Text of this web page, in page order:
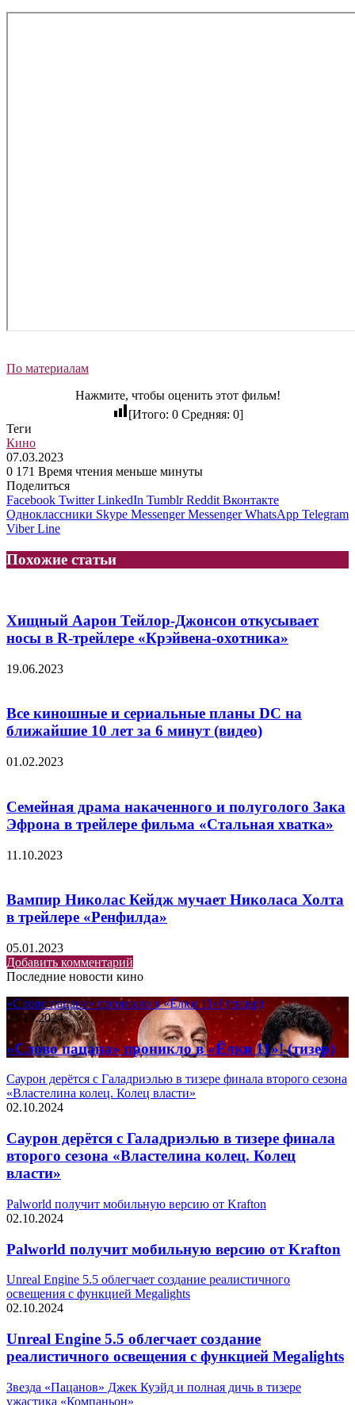
По материалам
Нажмите, чтобы оценить этот фильм!
[Итого: 0Средняя: 0]
Теги
Кино
07.03.2023
0 171 Время чтения меньше минуты
Поделиться
Facebook Twitter LinkedIn Tumblr Reddit Вконтакте
Одноклассники Skype Messenger Messenger WhatsApp Telegram
Viber Line
Похожие статьи
Хищный Аарон Тейлор-Джонсон откусывает
носы в R-трейлере «Крэйвена-охотника»
19.06.2023
Все киношные и сериальные планы DC на
ближайшие 10 лет за 6 минут (видео)
01.02.2023
Семейная драма накаченного и полуголого Зака
Эфрона в трейлере фильма «Стальная хватка»
11.10.2023
Вампир Николас Кейдж мучает Николаса Холта
в трейлере «Ренфилдa»
05.01.2023
Добавить комментарий
Последние новости кино
«Слово пацана» проникло в «Ёлки 11»! (тизер)
03.10.2024
«Слово пацана» проникло в «Ёлки 11»! (тизер)
Саурон дерётся с Галадриэлью в тизере финала второго сезона
«Властелина колец. Колец власти»
02.10.2024
Саурон дерётся с Галадриэлью в тизере финала
второго сезона «Властелина колец. Колец
власти»
Palworld получит мобильную версию от Krafton
02.10.2024
Palworld получит мобильную версию от Krafton
Unreal Engine 5.5 облегчает создание реалистичного
освещения с функцией Megalights
02.10.2024
Unreal Engine 5.5 облегчает создание
реалистичного освещения с функцией Megalights
Звезда «Пацанов» Джек Куэйд и полная дичь в тизере
ужастика «Компаньон»